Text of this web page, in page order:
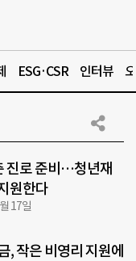
ESG·CSR 인터뷰
진로 준비…청년재
원한다
17일
, 작은 비영리 지원에